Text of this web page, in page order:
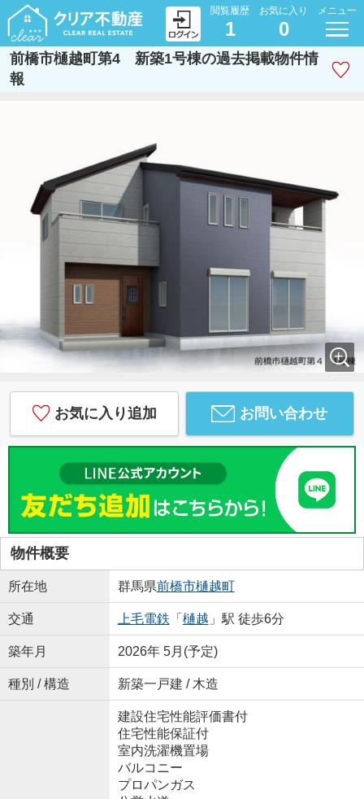
閲覧履歴
1
お気に入り
0
メニュー
前橋市樋越町第4 新築1号棟の過去掲載物件情
報
お気に入り追加 お問い合わせ
物件概要
所在地 群馬県前橋市樋越町
交通 上毛電鉄 「 樋越 」駅 徒歩6分
築年月 2026年 5月(予定)
種別 / 構造 新築一戸建 / 木造
建設住宅性能評価書付
住宅性能保証付
室内洗濯機置場
バルコニー
プロパンガス